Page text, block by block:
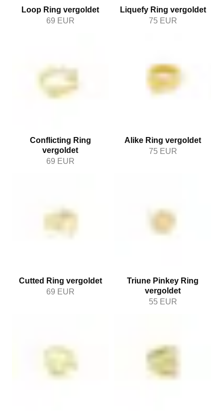
Loop Ring vergoldet
69 EUR
Liquefy Ring vergoldet
75 EUR
Conflicting Ring
vergoldet
69 EUR
Alike Ring vergoldet
75 EUR
Cutted Ring vergoldet
69 EUR
Triune Pinkey Ring
vergoldet
55 EUR